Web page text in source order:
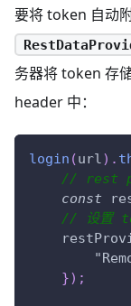
要将 token 自动
务器将 token 存
header 中：
login (url) .
// rest
const
// 设置
}) ;